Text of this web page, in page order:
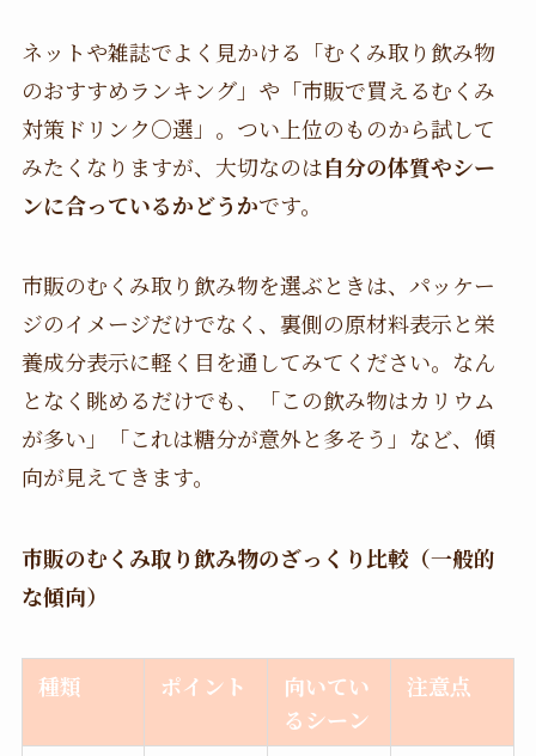
ネットや雑誌でよく見かける「むくみ取り飲み物
のおすすめランキング」や「市販で買えるむくみ
対策ドリンク○選」。つい上位のものから試して
みたくなりますが、大切なのは自分の体質やシー
ンに合っているかどうかです。
市販のむくみ取り飲み物を選ぶときは、パッケー
ジのイメージだけでなく、裏側の原材料表示と栄
養成分表示に軽く目を通してみてください。なん
となく眺めるだけでも、「この飲み物はカリウム
が多い」「これは糖分が意外と多そう」など、傾
向が見えてきます。
市販のむくみ取り飲み物のざっくり比較（一般的
な傾向）
種類 ポイント
向いてい
るシーン
注意点